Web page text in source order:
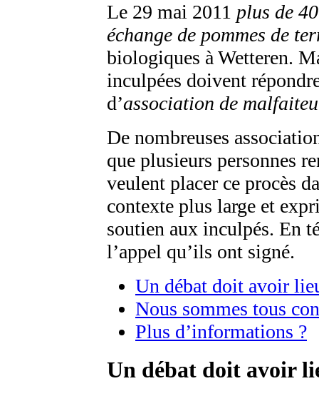
Le 29 mai 2011 plus de
échange de pommes de
biologiques à Wetteren.
inculpées doivent
d’association de
De nombreuses
que plusieurs personnes
veulent placer ce procès
contexte plus large et
soutien aux inculpés. En
l’appel qu’ils ont signé.
Un débat doit avoir
Nous sommes tous
Plus d’informations ?
Un débat doit avoir